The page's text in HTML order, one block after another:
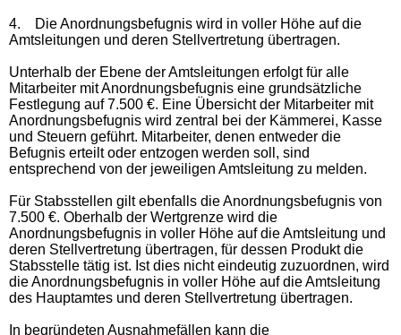
4.
Die Anordnungsbefugnis wird in voller Höhe auf die
Amtsleitungen und deren Stellvertretung übertragen.
Unterhalb der Ebene der Amtsleitungen erfolgt für alle
Mitarbeiter mit Anordnungsbefugnis eine grundsätzliche
Festlegung auf 7.500 €. Eine Übersicht der Mitarbeiter mit
Anordnungsbefugnis wird zentral bei der Kämmerei, Kasse
und Steuern geführt. Mitarbeiter, denen entweder die
Befugnis erteilt oder entzogen werden soll, sind
entsprechend von der jeweiligen Amtsleitung zu melden.
Für Stabsstellen gilt ebenfalls die Anordnungsbefugnis von
7.500 €. Oberhalb der Wertgrenze wird die
Anordnungsbefugnis in voller Höhe auf die Amtsleitung und
deren Stellvertretung übertragen, für dessen Produkt die
Stabsstelle tätig ist. Ist dies nicht eindeutig zuzuordnen, wird
die Anordnungsbefugnis in voller Höhe auf die Amtsleitung
des Hauptamtes und deren Stellvertretung übertragen.
In begründeten Ausnahmefällen kann die